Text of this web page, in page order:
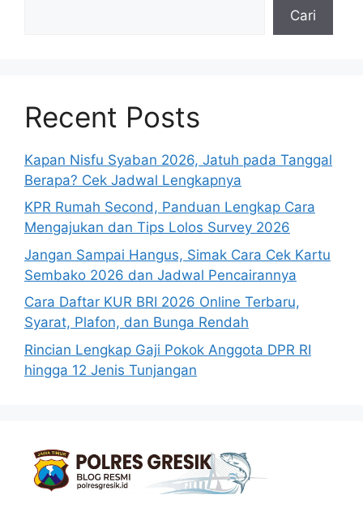
Cari
Recent Posts
Kapan Nisfu Syaban 2026, Jatuh pada Tanggal
Berapa? Cek Jadwal Lengkapnya
KPR Rumah Second, Panduan Lengkap Cara
Mengajukan dan Tips Lolos Survey 2026
Jangan Sampai Hangus, Simak Cara Cek Kartu
Sembako 2026 dan Jadwal Pencairannya
Cara Daftar KUR BRI 2026 Online Terbaru,
Syarat, Plafon, dan Bunga Rendah
Rincian Lengkap Gaji Pokok Anggota DPR RI
hingga 12 Jenis Tunjangan